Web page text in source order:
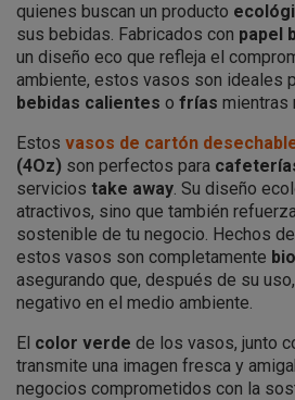
quienes buscan un producto
sus bebidas. Fabricados con papel
un diseño eco que refleja el
ambiente, estos vasos son ideales
bebidas calientes o frías mientras
Estos vasos de cartón
(4Oz) son perfectos para
servicios take away. Su diseño
atractivos, sino que también
sostenible de tu negocio. Hechos de
estos vasos son completamente
asegurando que, después de su
negativo en el medio ambiente.
El color verde de los vasos, junto
transmite una imagen fresca y
negocios comprometidos con la